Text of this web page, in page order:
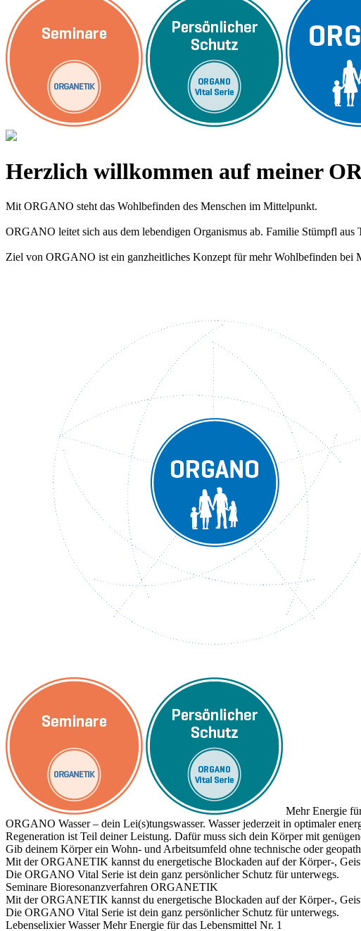
Herzlich willkommen auf meiner
Mit ORGANO steht das Wohlbefinden des Menschen im Mittelpunkt.
ORGANO leitet sich aus dem lebendigen Organismus ab. Familie Stümpfl
Ziel von ORGANO ist ein ganzheitliches Konzept für mehr Wohlbefinden bei
Mehr Energie
ORGANO Wasser – dein Lei(s)tungswasser. Wasser jederzeit in optimaler
Regeneration ist Teil deiner Leistung. Dafür muss sich dein Körper mit
Gib deinem Körper ein Wohn- und Arbeitsumfeld ohne technische oder
Mit der ORGANETIK kannst du energetische Blockaden auf der Körper-,
Die ORGANO Vital Serie ist dein ganz persönlicher Schutz für unterwegs.
Seminare Bioresonanzverfahren ORGANETIK
Mit der ORGANETIK kannst du energetische Blockaden auf der Körper-,
Die ORGANO Vital Serie ist dein ganz persönlicher Schutz für unterwegs.
Lebenselixier Wasser Mehr Energie für das Lebensmittel Nr. 1